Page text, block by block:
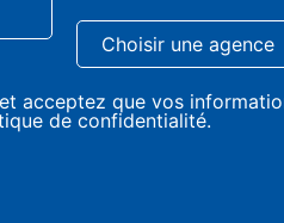
acceptez que vos
de confidentialité.